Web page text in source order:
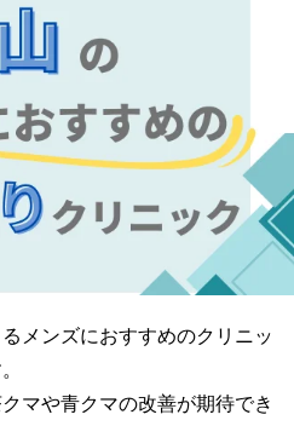
メンズにおすすめのクリニッ
マや青クマの改善が期待でき